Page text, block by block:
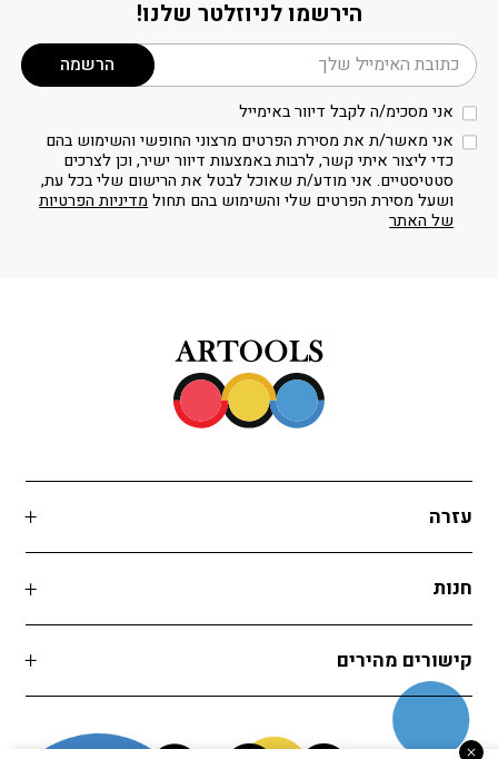
הירשמו לניוזלטר שלנו!
דוא׳׳ל הרשמה
אני מסכימ/ה לקבל דיוור באימייל
אני מאשר/ת את מסירת הפרטים מרצוני החופשי והשימוש בהם
כדי ליצור איתי קשר, לרבות באמצעות דיוור ישיר, וכן לצרכים
סטטיסטיים. אני מודע/ת שאוכל לבטל את הרישום שלי בכל עת,
ושעל מסירת הפרטים שלי והשימוש בהם תחולמדיניות הפרטיות
של האתר
עזרה
חנות
קישורים מהירים